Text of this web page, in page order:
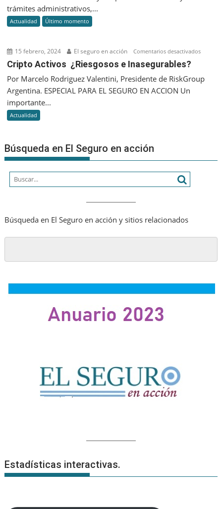
de
trámites administrativos,...
Actualidad Último momento
15 febrero, 2024 El seguro en acción Comentarios desactivadosen
Cripto Activos ¿Riesgosos e Inasegurables?
Por Marcelo Rodriguez Valentini, Presidente de RiskGroup
Argentina. ESPECIAL PARA EL SEGURO EN ACCION Un
importante...
Actualidad
Búsqueda en El Seguro en acción
Búsqueda en El Seguro en acción y sitios relacionados
Estadísticas interactivas.